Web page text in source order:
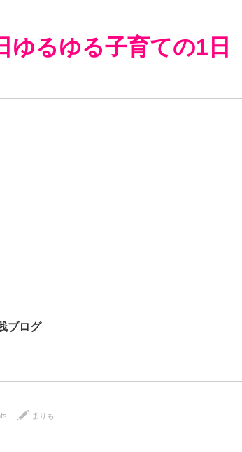
ゆるゆる子育ての1日
ブログ
まりも